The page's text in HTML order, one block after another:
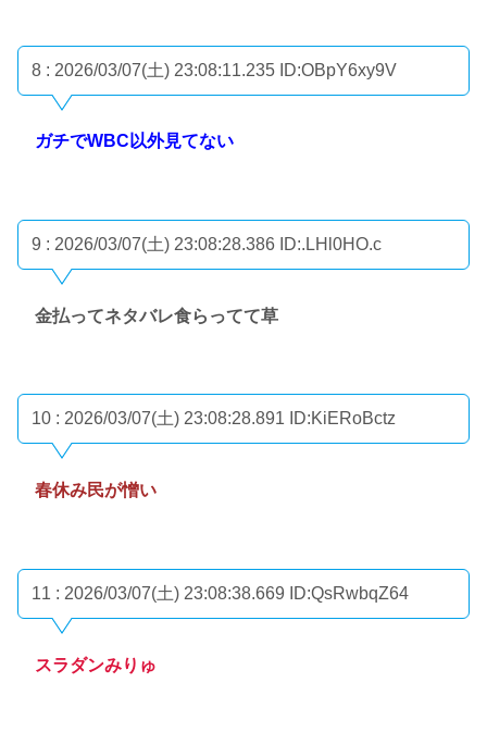
8 : 2026/03/07(土) 23:08:11.235 ID:OBpY6xy9V
ガチでWBC以外見てない
9 : 2026/03/07(土) 23:08:28.386 ID:.LHl0HO.c
金払ってネタバレ食らってて草
10 : 2026/03/07(土) 23:08:28.891 ID:KiERoBctz
春休み民が憎い
11 : 2026/03/07(土) 23:08:38.669 ID:QsRwbqZ64
スラダンみりゅ